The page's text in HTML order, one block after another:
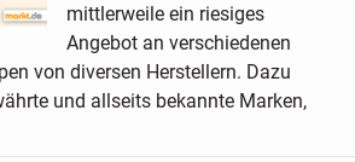
mittlerweile ein riesiges
Angebot an verschiedenen
von diversen Herstellern. Dazu
und allseits bekannte Marken,